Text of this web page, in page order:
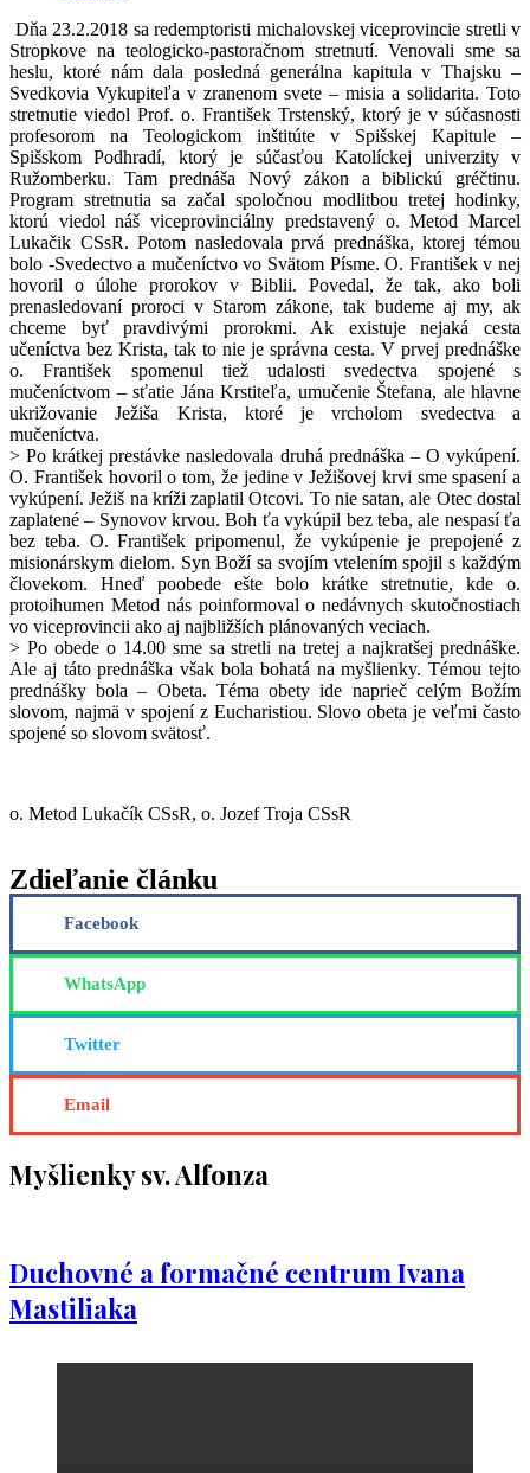
Dňa 23.2.2018 sa redemptoristi michalovskej viceprovincie stretli v
Stropkove na teologicko-pastoračnom stretnutí. Venovali sme sa
heslu, ktoré nám dala posledná generálna kapitula v Thajsku –
Svedkovia Vykupiteľa v zranenom svete – misia a solidarita. Toto
stretnutie viedol Prof. o. František Trstenský, ktorý je v súčasnosti
profesorom na Teologickom inštitúte v Spišskej Kapitule –
Spišskom Podhradí, ktorý je súčasťou Katolíckej univerzity v
Ružomberku. Tam prednáša Nový zákon a biblickú gréčtinu.
Program stretnutia sa začal spoločnou modlitbou tretej hodinky,
ktorú viedol náš viceprovinciálny predstavený o. Metod Marcel
Lukačik CSsR. Potom nasledovala prvá prednáška, ktorej témou
bolo -Svedectvo a mučeníctvo vo Svätom Písme. O. František v nej
hovoril o úlohe prorokov v Biblii. Povedal, že tak, ako boli
prenasledovaní proroci v Starom zákone, tak budeme aj my, ak
chceme byť pravdivými prorokmi. Ak existuje nejaká cesta
učeníctva bez Krista, tak to nie je správna cesta. V prvej prednáške
o. František spomenul tiež udalosti svedectva spojené s
mučeníctvom – sťatie Jána Krstiteľa, umučenie Štefana, ale hlavne
ukrižovanie Ježiša Krista, ktoré je vrcholom svedectva a
mučeníctva.
> Po krátkej prestávke nasledovala druhá prednáška – O vykúpení.
O. František hovoril o tom, že jedine v Ježišovej krvi sme spasení a
vykúpení. Ježiš na kríži zaplatil Otcovi. To nie satan, ale Otec dostal
zaplatené – Synovov krvou. Boh ťa vykúpil bez teba, ale nespasí ťa
bez teba. O. František pripomenul, že vykúpenie je prepojené z
misionárskym dielom. Syn Boží sa svojím vtelením spojil s každým
človekom. Hneď poobede ešte bolo krátke stretnutie, kde o.
protoihumen Metod nás poinformoval o nedávnych skutočnostiach
vo viceprovincii ako aj najbližších plánovaných veciach.
> Po obede o 14.00 sme sa stretli na tretej a najkratšej prednáške.
Ale aj táto prednáška však bola bohatá na myšlienky. Témou tejto
prednášky bola – Obeta. Téma obety ide naprieč celým Božím
slovom, najmä v spojení z Eucharistiou. Slovo obeta je veľmi často
spojené so slovom svätosť.
o. Metod Lukačík CSsR, o. Jozef Troja CSsR
Zdieľanie článku
Facebook
WhatsApp
Twitter
Email
Myšlienky sv. Alfonza
Duchovné a formačné centrum Ivana
Mastiliaka